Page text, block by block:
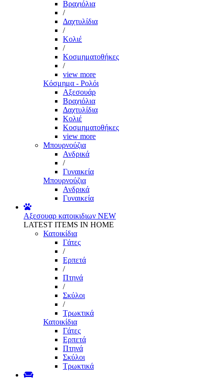
Βραχιόλια
/
Δαχτυλίδια
/
Κολιέ
/
Κοσμηματοθήκες
/
view more
Κόσμημα - Ρολόι
Αξεσουάρ
Βραχιόλια
Δαχτυλίδια
Κολιέ
Κοσμηματοθήκες
view more
Μπουρνούζια
Ανδρικά
/
Γυναικεία
Μπουρνούζια
Ανδρικά
Γυναικεία
Αξεσουαρ κατοικιδιων NEW
LATEST ITEMS IN HOME
Κατοικίδια
Γάτες
/
Ερπετά
/
Πτηνά
/
Σκύλοι
/
Τρωκτικά
Κατοικίδια
Γάτες
Ερπετά
Πτηνά
Σκύλοι
Τρωκτικά